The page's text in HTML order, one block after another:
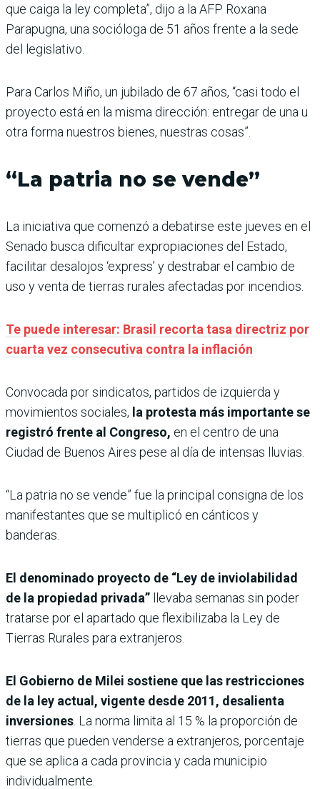
que caiga la ley completa”, dijo a la AFP Roxana
Parapugna, una socióloga de 51 años frente a la sede
del legislativo.
Para Carlos Miño, un jubilado de 67 años, “casi todo el
proyecto está en la misma dirección: entregar de una u
otra forma nuestros bienes, nuestras cosas”.
“La patria no se vende”
La iniciativa que comenzó a debatirse este jueves en el
Senado busca dificultar expropiaciones del Estado,
facilitar desalojos ‘express’ y destrabar el cambio de
uso y venta de tierras rurales afectadas por incendios.
Te puede interesar: Brasil recorta tasa directriz por
cuarta vez consecutiva contra la inflación
Convocada por sindicatos, partidos de izquierda y
movimientos sociales, la protesta más importante se
registró frente al Congreso, en el centro de una
Ciudad de Buenos Aires pese al día de intensas lluvias.
“La patria no se vende” fue la principal consigna de los
manifestantes que se multiplicó en cánticos y
banderas.
El denominado proyecto de “Ley de inviolabilidad
de la propiedad privada” llevaba semanas sin poder
tratarse por el apartado que flexibilizaba la Ley de
Tierras Rurales para extranjeros.
El Gobierno de Milei sostiene que las restricciones
de la ley actual, vigente desde 2011, desalienta
inversiones . La norma limita al 15 % la proporción de
tierras que pueden venderse a extranjeros, porcentaje
que se aplica a cada provincia y cada municipio
individualmente.